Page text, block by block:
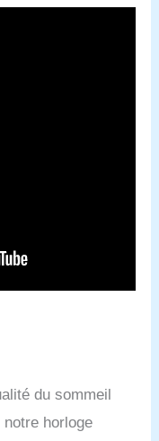
du sommeil
notre horloge